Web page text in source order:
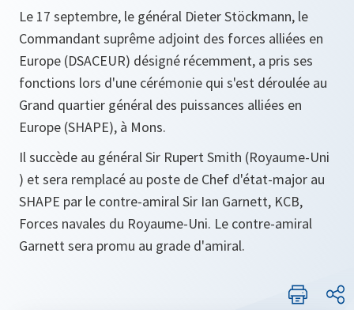
Le 17 septembre, le général Dieter Stöckmann, le
Commandant suprême adjoint des forces alliées en
Europe (DSACEUR) désigné récemment, a pris ses
fonctions lors d'une cérémonie qui s'est déroulée au
Grand quartier général des puissances alliées en
Europe (SHAPE), à Mons.
Il succède au général Sir Rupert Smith (Royaume-Uni
) et sera remplacé au poste de Chef d'état-major au
SHAPE par le contre-amiral Sir Ian Garnett, KCB,
Forces navales du Royaume-Uni. Le contre-amiral
Garnett sera promu au grade d'amiral.